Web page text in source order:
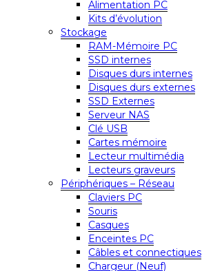
Alimentation PC
Kits d’évolution
Stockage
RAM-Mémoire PC
SSD internes
Disques durs internes
Disques durs externes
SSD Externes
Serveur NAS
Clé USB
Cartes mémoire
Lecteur multimédia
Lecteurs graveurs
Périphériques – Réseau
Claviers PC
Souris
Casques
Enceintes PC
Câbles et connectiques
Chargeur (Neuf)